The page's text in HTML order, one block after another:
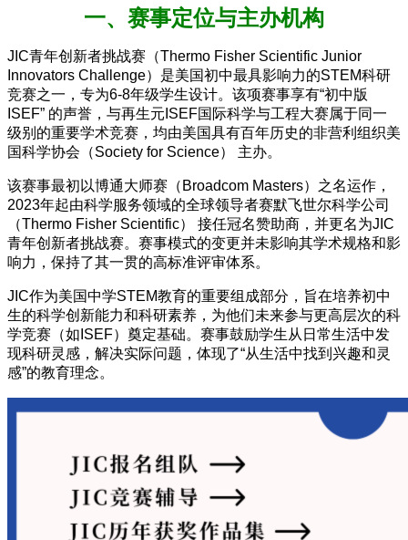
一、赛事定位与主办机构
JIC青年创新者挑战赛（Thermo Fisher Scientific Junior
Innovators Challenge）是美国初中最具影响力的STEM科研
竞赛之一，专为6-8年级学生设计。该项赛事享有“初中版
ISEF” 的声誉，与再生元ISEF国际科学与工程大赛属于同一
级别的重要学术竞赛，均由美国具有百年历史的非营利组织美
国科学协会（Society for Science） 主办。
该赛事最初以博通大师赛（Broadcom Masters）之名运作，
2023年起由科学服务领域的全球领导者赛默飞世尔科学公司
（Thermo Fisher Scientific） 接任冠名赞助商，并更名为JIC
青年创新者挑战赛。赛事模式的变更并未影响其学术规格和影
响力，保持了其一贯的高标准评审体系。
JIC作为美国中学STEM教育的重要组成部分，旨在培养初中
生的科学创新能力和科研素养，为他们未来参与更高层次的科
学竞赛（如ISEF）奠定基础。赛事鼓励学生从日常生活中发
现科研灵感，解决实际问题，体现了“从生活中找到兴趣和灵
感”的教育理念。